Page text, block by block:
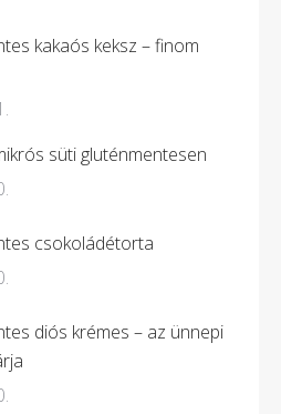
kakaós keksz – finom
süti gluténmentesen
csokoládétorta
diós krémes – az ünnepi